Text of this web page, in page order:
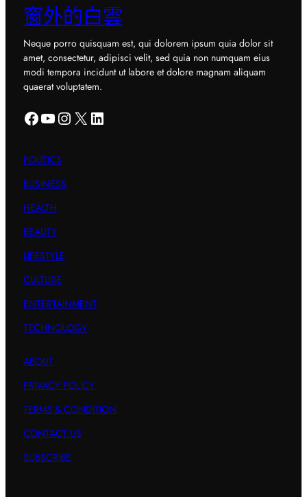
窗外的白雲
Neque porro quisquam est, qui dolorem ipsum quia dolor sit
amet, consectetur, adipisci velit, sed quia non numquam eius
modi tempora incidunt ut labore et dolore magnam aliquam
quaerat voluptatem.
Facebook YouTube Instagram X LinkedIn
POLITICS
BUSINESS
HEALTH
BEAUTY
LIFESTYLE
CULTURE
ENTERTAINMENT
TECHNOLOGY
ABOUT
PRIVACY POLICY
TERMS & CONDITION
CONTACT US
SUBSCRIBE